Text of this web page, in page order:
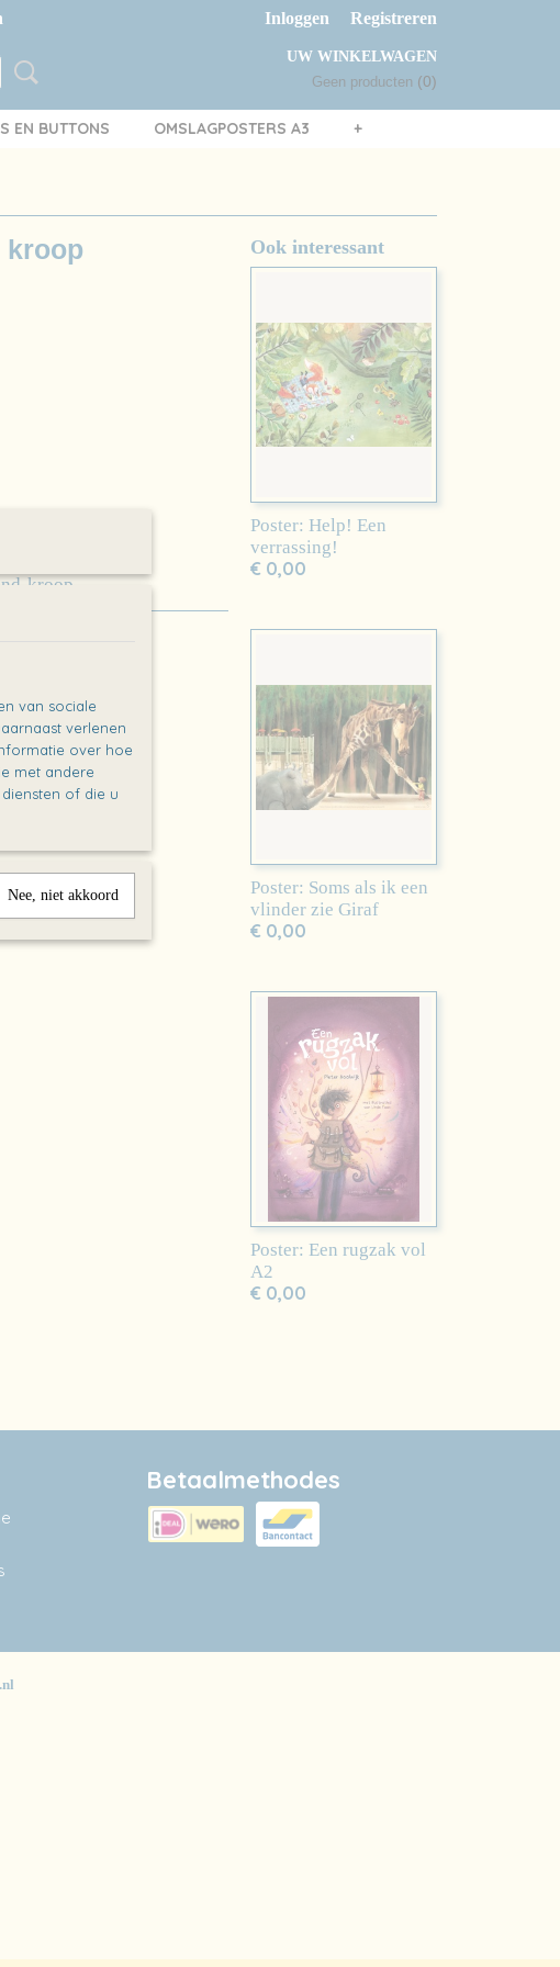
Inloggen Registreren
UW WINKELWAGEN
Geen producten (0)
EN BUTTONS OMSLAGPOSTERS A3 +
kroop
der Kooi
kroop
Ook interessant
Poster: Help! Een
verrassing!
€ 0,00
Poster: Soms als ik een
vlinder zie Giraf
€ 0,00
Poster: Een rugzak vol
A2
€ 0,00
Betaalmethodes
van sociale
verlenen
over hoe
met andere
of die u
Nee, niet akkoord